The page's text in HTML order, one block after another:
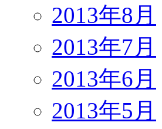
2013年8月
2013年7月
2013年6月
2013年5月